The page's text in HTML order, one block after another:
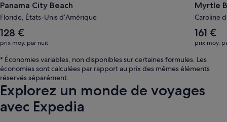
Panama City Beach
Floride, États-Unis d’Amérique
Le
tarif
moyen
par
nuit
est
de
128 €
128 €
prix moy. par nuit
Myrtle
Caroline
Le
tarif
moyen
par
nuit
161 €
161 €
prix moy.
* Économies variables, non disponibles sur certaines formules. Les
économies sont calculées par rapport au prix des mêmes éléments
réservés séparément.
Explorez un monde de voyages
avec Expedia